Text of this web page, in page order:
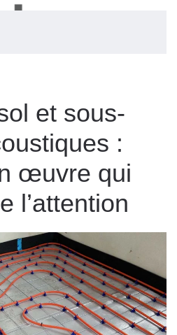
et sous-
:
œuvre qui
l’attention